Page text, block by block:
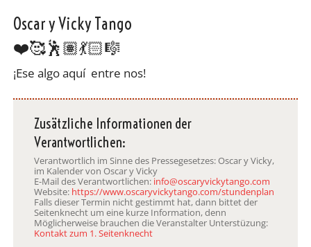
Oscar y Vicky Tango
❤️🥰🕺🏽💃🏻🎼
¡Ese algo aquí entre nos!
Zusätzliche Informationen der
Verantwortlichen:
Verantwortlich im Sinne des Pressegesetzes: Oscar y Vicky,
im Kalender von Oscar y Vicky
E-Mail des Verantwortlichen: info@oscaryvickytango.com
Website: https://www.oscaryvickytango.com/stundenplan
Falls dieser Termin nicht gestimmt hat, dann bittet der
Seitenknecht um eine kurze Information, denn
Möglicherweise brauchen die Veranstalter Unterstüzung:
Kontakt zum 1. Seitenknecht